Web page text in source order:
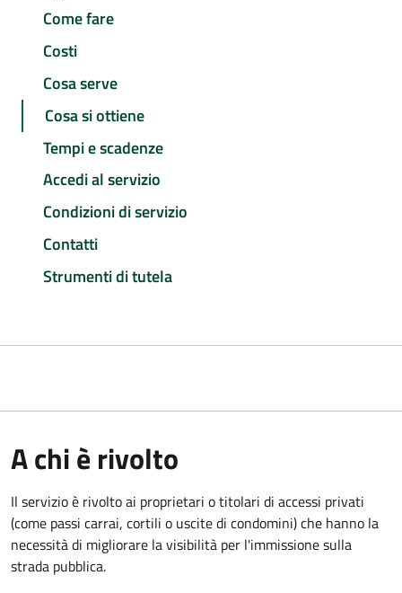
Come fare
Costi
Cosa serve
Cosa si ottiene
Tempi e scadenze
Accedi al servizio
Condizioni di servizio
Contatti
Strumenti di tutela
A chi è rivolto
Il servizio è rivolto ai proprietari o titolari di accessi privati
(come passi carrai, cortili o uscite di condomini) che hanno la
necessità di migliorare la visibilità per l'immissione sulla
strada pubblica.